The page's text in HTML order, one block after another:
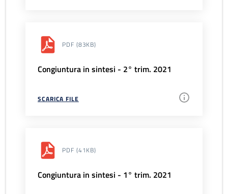
PDF (83KB)
Congiuntura in sintesi - 2° trim. 2021
SCARICA FILE
PDF (41KB)
Congiuntura in sintesi - 1° trim. 2021